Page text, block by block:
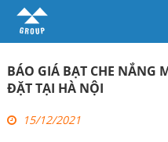
BÁO GIÁ BẠT CHE NẮNG
ĐẶT TẠI HÀ NỘI
15/12/2021